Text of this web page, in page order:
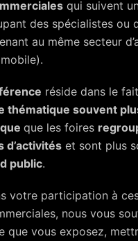
qui suivent
des spécialistes ou
au même secteur
réside dans le
thématique souvent
que les foires
d’activités et sont plus
public.
votre participation à
nous vous
que vous exposez,